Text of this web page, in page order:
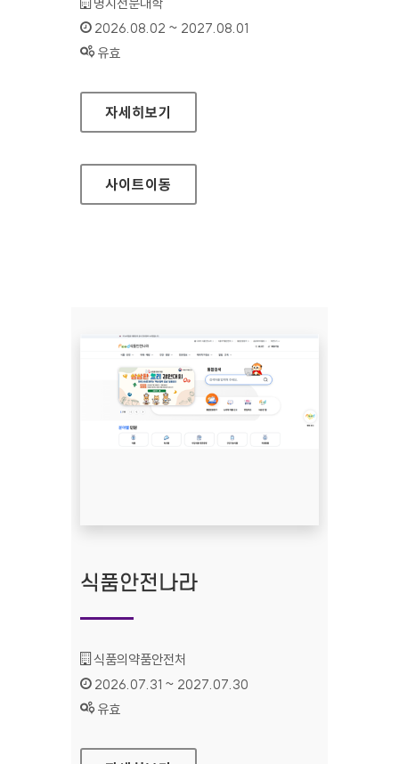
인증기간 :
2026.08.02 ~ 2027.08.01
상태 :
유효
명지전문대학
자세히보기
사이트이동
식품안전나라
기관명 :
식품의약품안전처
인증기간 :
2026.07.31 ~ 2027.07.30
상태 :
유효